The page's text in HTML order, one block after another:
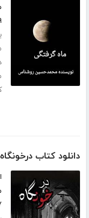
دانلود کتاب درخونگاه